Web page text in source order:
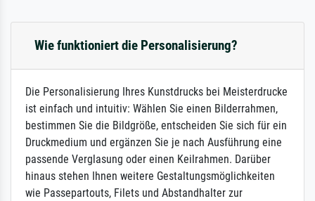
Wie funktioniert die Personalisierung?
Die Personalisierung Ihres Kunstdrucks bei Meisterdrucke
ist einfach und intuitiv: Wählen Sie einen Bilderrahmen,
bestimmen Sie die Bildgröße, entscheiden Sie sich für ein
Druckmedium und ergänzen Sie je nach Ausführung eine
passende Verglasung oder einen Keilrahmen. Darüber
hinaus stehen Ihnen weitere Gestaltungsmöglichkeiten
wie Passepartouts, Filets und Abstandhalter zur